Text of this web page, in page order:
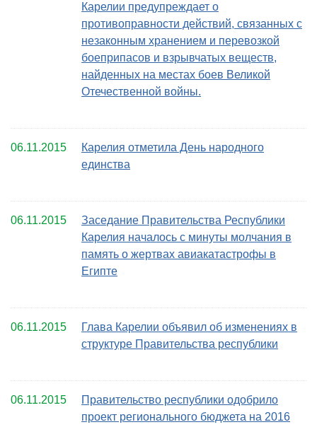
Карелии предупреждает о
противоправности действий, связанных с
незаконным хранением и перевозкой
боеприпасов и взрывчатых веществ,
найденных на местах боев Великой
Отечественной войны.
06.11.2015
Карелия отметила День народного
единства
06.11.2015
Заседание Правительства Республики
Карелия началось с минуты молчания в
память о жертвах авиакатастрофы в
Египте
06.11.2015
Глава Карелии объявил об изменениях в
структуре Правительства республики
06.11.2015
Правительство республики одобрило
проект регионального бюджета на 2016